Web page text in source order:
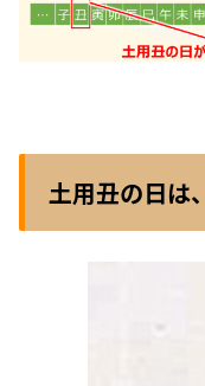
土用丑の日は